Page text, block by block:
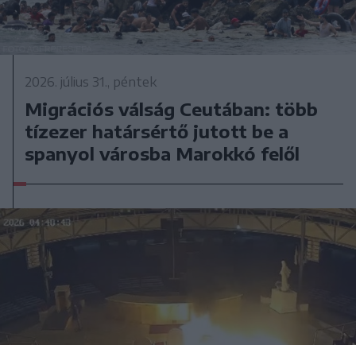
2026. július 31., péntek
Migrációs válság Ceutában: több
tízezer határsértő jutott be a
spanyol városba Marokkó felől